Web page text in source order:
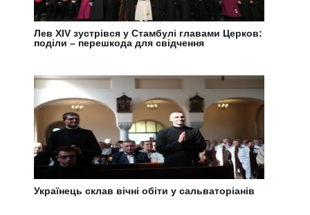
Лев XIV зустрівся у Стамбулі главами Церков:
поділи – перешкода для свідчення
Українець склав вічні обіти у сальваторіанів